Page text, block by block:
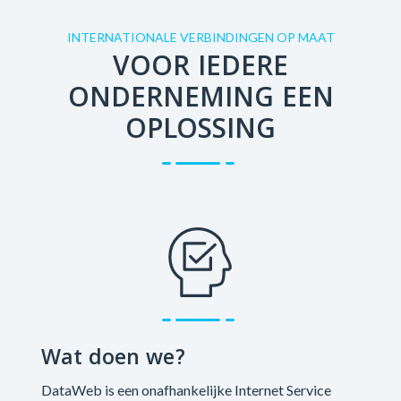
INTERNATIONALE VERBINDINGEN OP MAAT
VOOR IEDERE
ONDERNEMING EEN
OPLOSSING
Wat doen we?
DataWeb is een onafhankelijke Internet Service